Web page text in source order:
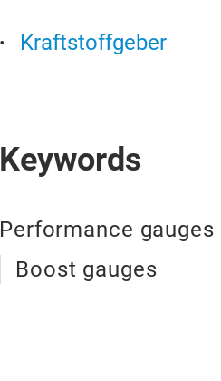
Kraftstoffgeber
Keywords
Performance gauges
Boost gauges